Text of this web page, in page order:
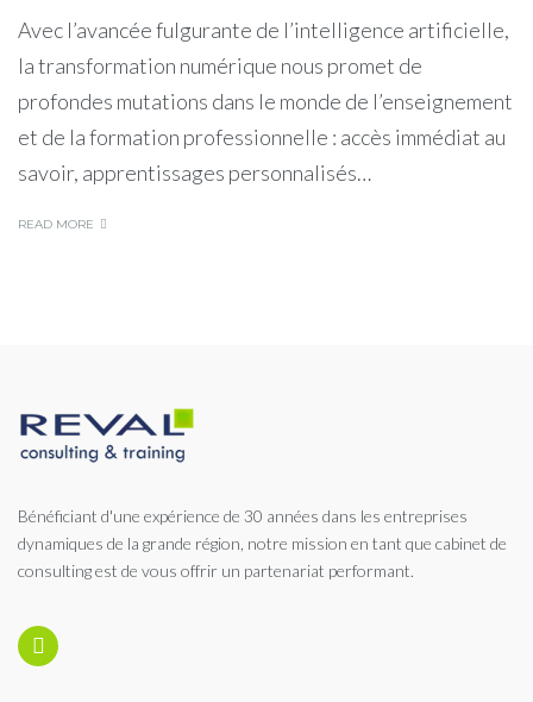
Avec l’avancée fulgurante de l’intelligence artificielle,
la transformation numérique nous promet de
profondes mutations dans le monde de l’enseignement
et de la formation professionnelle : accès immédiat au
savoir, apprentissages personnalisés…
READ MORE
Bénéficiant d'une expérience de 30 années dans les entreprises
dynamiques de la grande région, notre mission en tant que cabinet de
consulting est de vous offrir un partenariat performant.